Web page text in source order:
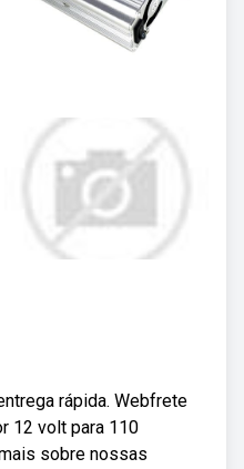
rápida. Webfrete
12 volt para 110
sobre nossas